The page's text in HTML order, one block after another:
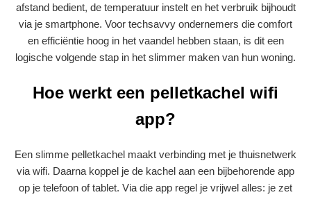
afstand bedient, de temperatuur instelt en het verbruik bijhoudt
via je smartphone. Voor techsavvy ondernemers die comfort
en efficiëntie hoog in het vaandel hebben staan, is dit een
logische volgende stap in het slimmer maken van hun woning.
Hoe werkt een pelletkachel wifi
app?
Een slimme pelletkachel maakt verbinding met je thuisnetwerk
via wifi. Daarna koppel je de kachel aan een bijbehorende app
op je telefoon of tablet. Via die app regel je vrijwel alles: je zet